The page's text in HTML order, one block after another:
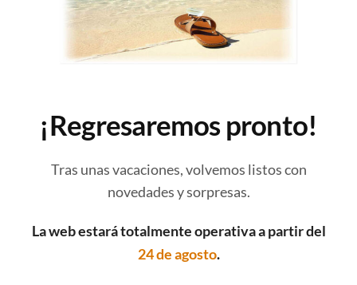
¡Regresaremos pronto!
Tras unas vacaciones, volvemos listos con
novedades y sorpresas.
La web estará totalmente operativa a partir del
24 de agosto.